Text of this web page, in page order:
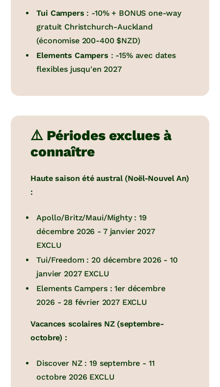
Tui Campers : -10% + BONUS one-way
gratuit Christchurch-Auckland
(économise 200-400 $NZD)
Elements Campers : -15% avec dates
flexibles jusqu'en 2027
⚠️ Périodes exclues à
connaître
Haute saison été austral (Noël-Nouvel An)
:
Apollo/Britz/Maui/Mighty : 19
décembre 2026 - 7 janvier 2027
EXCLU
Tui/Freedom : 20 décembre 2026 - 10
janvier 2027 EXCLU
Elements Campers : 1er décembre
2026 - 28 février 2027 EXCLU
Vacances scolaires NZ (septembre-
octobre) :
Discover NZ : 19 septembre - 11
octobre 2026 EXCLU